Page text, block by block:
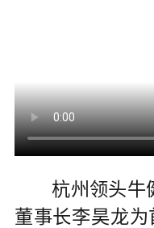
杭州领头牛健
董事长李昊龙